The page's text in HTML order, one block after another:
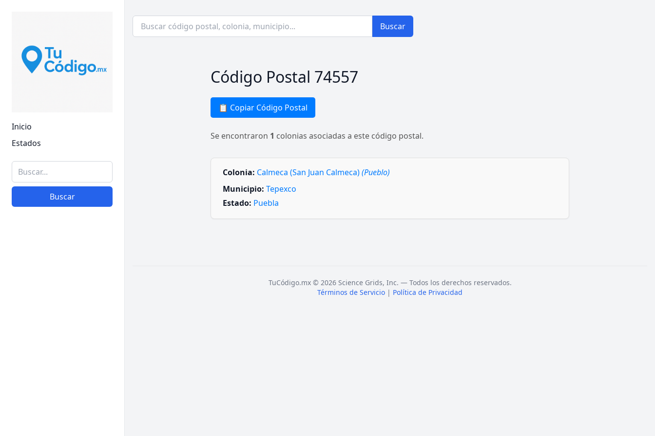
Inicio
Estados
Buscar
Buscar
Código Postal 74557
📋 Copiar Código Postal
Se encontraron 1 colonias asociadas a este código postal.
Colonia: Calmeca (San Juan Calmeca)(Pueblo)
Municipio: Tepexco
Estado: Puebla
TuCódigo.mx © 2026 Science Grids, Inc. — Todos los derechos reservados.
Términos de Servicio | Política de Privacidad